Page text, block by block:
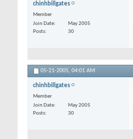
chinhbillgates
Member
Join Date
May 2005
Posts
30
05-21-2005, 04:01 AM
chinhbillgates
Member
Join Date
May 2005
Posts
30